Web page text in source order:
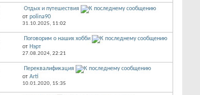
Отдых и путешествия
от polina90
31.10.2025, 11:02
Поговорим о наших хобби
от Нэрт
27.08.2024, 22:21
Переквалификация
от Arti
10.01.2020, 15:35